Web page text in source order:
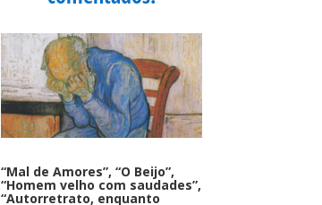
“Mal de Amores”, “O Beijo”,
“Homem velho com saudades”,
“Autorretrato, enquanto